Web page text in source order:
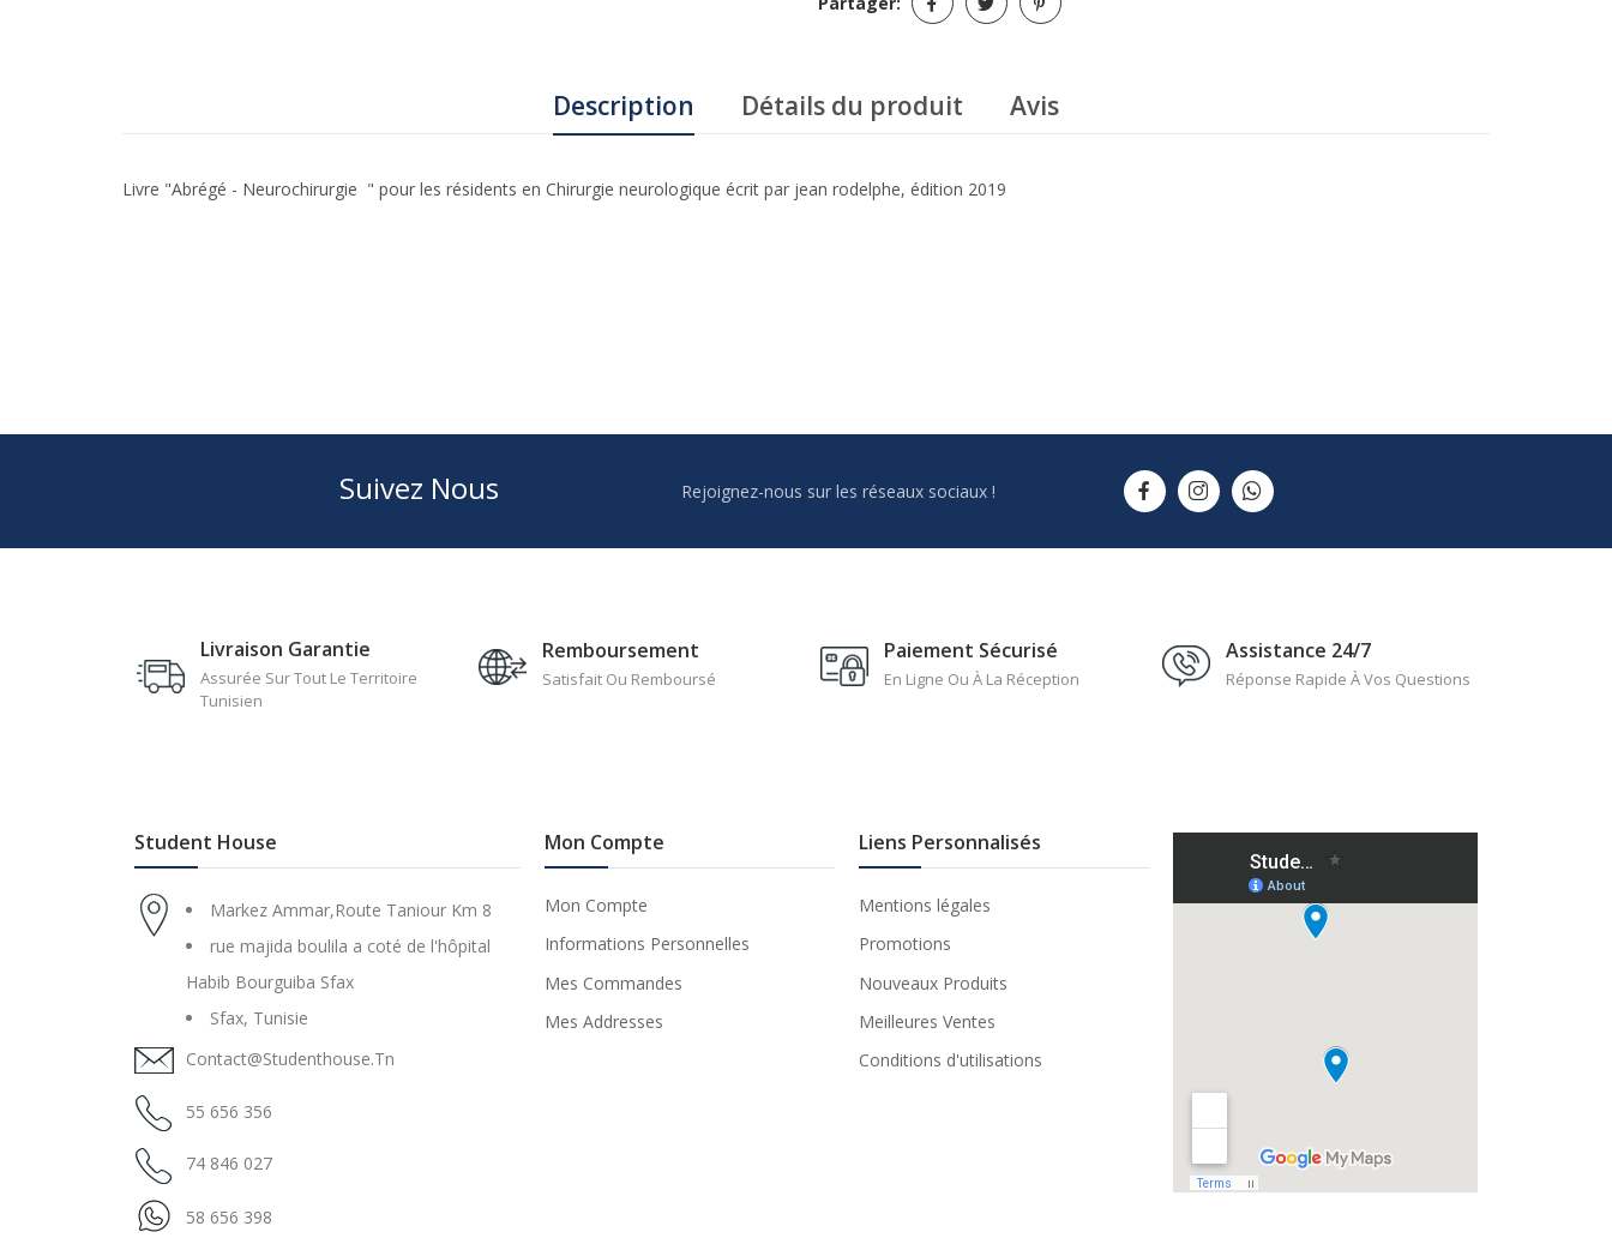
Description Détails du produit Avis
Livre "Abrégé - Neurochirurgie " pour les résidents en Chirurgie neurologique écrit par jean rodelphe, édition 2019
Suivez Nous Rejoignez-nous sur les réseaux sociaux !
Livraison Garantie
Assurée Sur Tout Le Territoire
Tunisien
Remboursement
Satisfait Ou Remboursé
Paiement Sécurisé
En Ligne Ou À La Réception
Assistance 24/7
Réponse Rapide À Vos Questions
Student House
Markez Ammar,Route Taniour Km 8
rue majida boulila a coté de l'hôpital
Habib Bourguiba Sfax
Sfax, Tunisie
Contact@studenthouse.tn
55 656 356
74 846 027
58 656 398
Mon Compte
Mon Compte
Informations Personnelles
Mes Commandes
Mes Addresses
Liens Personnalisés
Mentions légales
Promotions
Nouveaux Produits
Meilleures Ventes
Conditions d'utilisations